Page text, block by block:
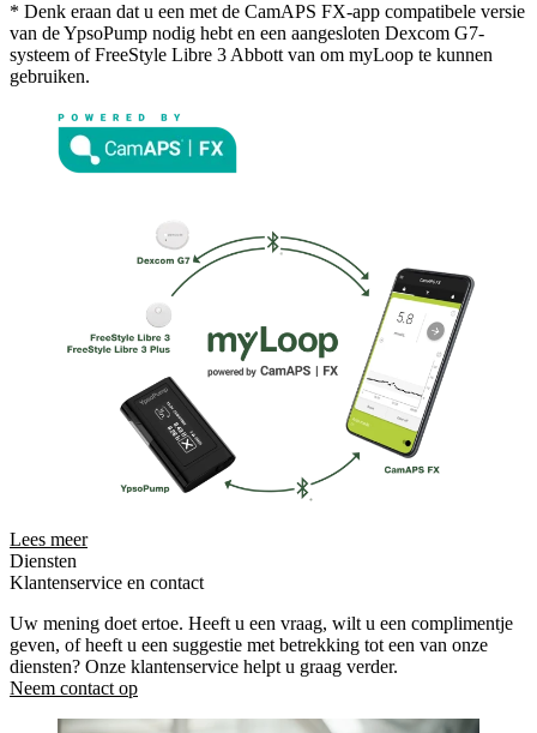
* Denk eraan dat u een met de CamAPS FX-app compatibele versie
van de YpsoPump nodig hebt en een aangesloten Dexcom G7-
systeem of FreeStyle Libre 3 Abbott van om myLoop te kunnen
gebruiken.
Lees meer
Diensten
Klantenservice en contact
Uw mening doet ertoe. Heeft u een vraag, wilt u een complimentje
geven, of heeft u een suggestie met betrekking tot een van onze
diensten? Onze klantenservice helpt u graag verder.
Neem contact op